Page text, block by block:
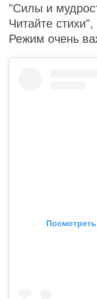
"Силы и
Читайте
Режим очень